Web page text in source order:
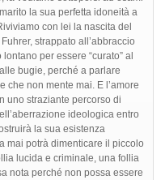
la sua perfetta idoneità a
con lei la nascita del
strappato all’abbraccio
per essere “curato” al
bugie, perché a parlare
che non mente mai. E l’amore
uno straziante percorso di
ideologica entro
la sua esistenza
mai potrà dimenticare il piccolo
lucida e criminale, una follia
nota perché non possa essere